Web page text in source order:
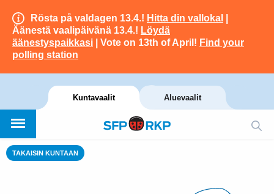
Rösta på valdagen 13.4.! Hitta din vallokal
Äänestä vaalipäivänä 13.4.! Löydä
äänestyspaikkasi | Vote on 13th of April! Find your
polling station
Kuntavaalit Aluevaalit
TAKAISIN KUNTAAN